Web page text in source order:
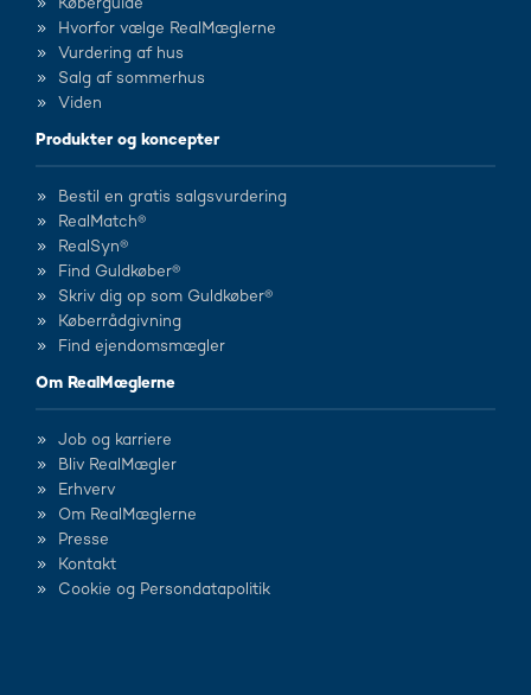
Køberguide
Hvorfor vælge RealMæglerne
Vurdering af hus
Salg af sommerhus
Viden
Produkter og koncepter
Bestil en gratis salgsvurdering
RealMatch®
RealSyn®
Find Guldkøber®
Skriv dig op som Guldkøber®
Køberrådgivning
Find ejendomsmægler
Om RealMæglerne
Job og karriere
Bliv RealMægler
Erhverv
Om RealMæglerne
Presse
Kontakt
Cookie og Persondatapolitik